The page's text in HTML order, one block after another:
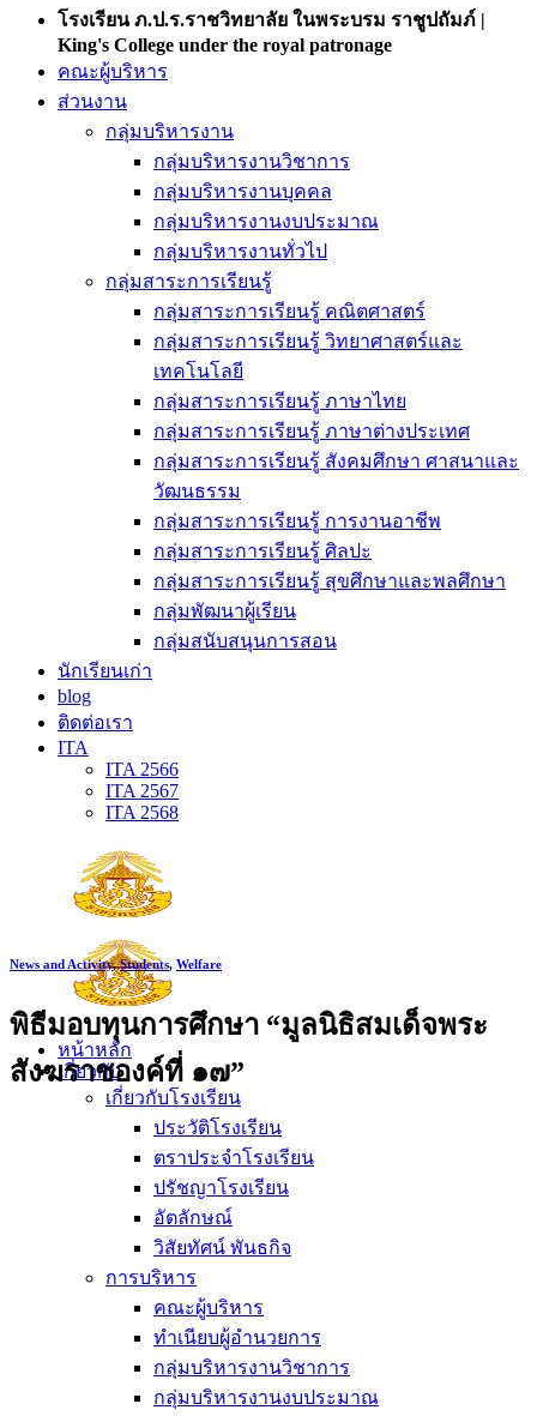
โรงเรียน ภ.ป.ร.ราชวิทยาลัย ในพระบรม ราชูปถัมภ์ |
King's College under the royal patronage
คณะผู้บริหาร
ส่วนงาน
กลุ่มบริหารงาน
กลุ่มบริหารงานวิชาการ
กลุ่มบริหารงานบุคคล
กลุ่มบริหารงานงบประมาณ
กลุ่มบริหารงานทั่วไป
กลุ่มสาระการเรียนรู้
กลุ่มสาระการเรียนรู้ คณิตศาสตร์
กลุ่มสาระการเรียนรู้ วิทยาศาสตร์และ
เทคโนโลยี
กลุ่มสาระการเรียนรู้ ภาษาไทย
กลุ่มสาระการเรียนรู้ ภาษาต่างประเทศ
กลุ่มสาระการเรียนรู้ สังคมศึกษา ศาสนาและ
วัฒนธรรม
กลุ่มสาระการเรียนรู้ การงานอาชีพ
กลุ่มสาระการเรียนรู้ ศิลปะ
กลุ่มสาระการเรียนรู้ สุขศึกษาและพลศึกษา
กลุ่มพัฒนาผู้เรียน
กลุ่มสนับสนุนการสอน
นักเรียนเก่า
blog
ติดต่อเรา
ITA
ITA 2566
ITA 2567
ITA 2568
หน้าหลัก
เกี่ยวกับ
เกี่ยวกับโรงเรียน
ประวัติโรงเรียน
ตราประจำโรงเรียน
ปรัชญาโรงเรียน
อัตลักษณ์
วิสัยทัศน์ พันธกิจ
การบริหาร
คณะผู้บริหาร
ทำเนียบผู้อำนวยการ
กลุ่มบริหารงานวิชาการ
กลุ่มบริหารงานงบประมาณ
News and Activity,Students, Welfare
พิธีมอบทุนการศึกษา “มูลนิธิสมเด็จพระ
สังฆราชองค์ที่ ๑๗”